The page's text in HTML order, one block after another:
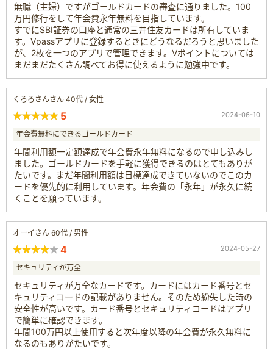
無職（主婦）ですがゴールドカードの審査に通りました。100
万円修行をして年会費永年無料を目指しています。
すでにSBI証券の口座と通常の三井住友カードは所有していま
す。Vpassアプリに登録するときにどうなるだろうと思いました
が、2枚を一つのアプリで管理できます。Vポイントについては
まだまだたくさん調べてお得に使えるように勉強中です。
くろろさんさん 40代 / 女性
5 2024-06-10
年会費無料にできるゴールドカード
年間利用額一定額達成で年会費永年無料になるので申し込みし
ました。ゴールドカードを手軽に獲得できるのはとてもありが
たいです。まだ年間利用額は目標達成できていないのでこのカ
ードを優先的に利用しています。年会費の「永年」が永久に続
くことを願っています。
オーイさん 60代 / 男性
4 2024-05-27
セキュリティが万全
セキュリティが万全なカードです。カードにはカード番号とセ
キュリティコードの記載がありません。そのため紛失した時の
安全性が高いです。カード番号とセキュリティコードはアプリ
で簡単に確認できます。
年間100万円以上使用すると次年度以降の年会費が永久無料に
なるのもありがたいです。